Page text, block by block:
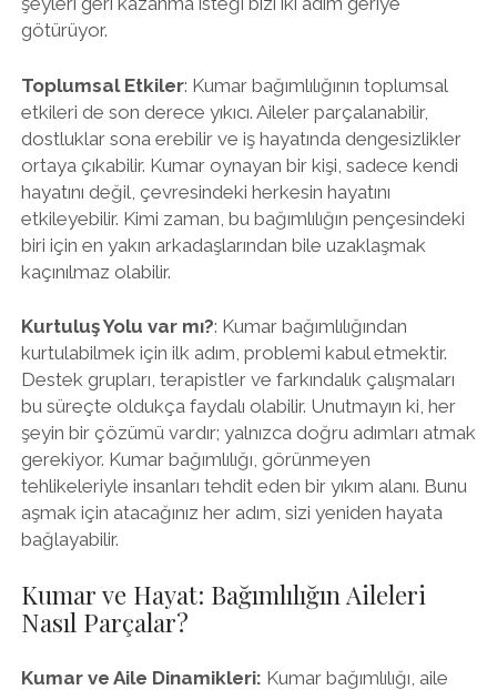
götürüyor.
Toplumsal Etkiler: Kumar bağımlılığının toplumsal
etkileri de son derece yıkıcı. Aileler parçalanabilir,
dostluklar sona erebilir ve iş hayatında dengesizlikler
ortaya çıkabilir. Kumar oynayan bir kişi, sadece kendi
hayatını değil, çevresindeki herkesin hayatını
etkileyebilir. Kimi zaman, bu bağımlılığın pençesindeki
biri için en yakın arkadaşlarından bile uzaklaşmak
kaçınılmaz olabilir.
Kurtuluş Yolu var mı?: Kumar bağımlılığından
kurtulabilmek için ilk adım, problemi kabul etmektir.
Destek grupları, terapistler ve farkındalık çalışmaları
bu süreçte oldukça faydalı olabilir. Unutmayın ki, her
şeyin bir çözümü vardır; yalnızca doğru adımları atmak
gerekiyor. Kumar bağımlılığı, görünmeyen
tehlikeleriyle insanları tehdit eden bir yıkım alanı. Bunu
aşmak için atacağınız her adım, sizi yeniden hayata
bağlayabilir.
Kumar ve Hayat: Bağımlılığın Aileleri
Nasıl Parçalar?
Kumar ve Aile Dinamikleri: Kumar bağımlılığı, aile